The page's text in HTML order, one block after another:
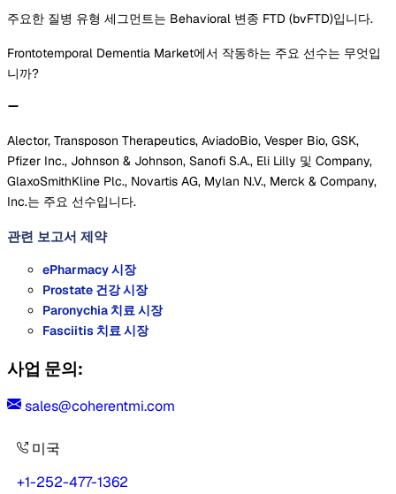
주요한 질병 유형 세그먼트는 Behavioral 변종 FTD (bvFTD)입니다.
Frontotemporal Dementia Market에서 작동하는 주요 선수는 무엇입
니까?
Alector, Transposon Therapeutics, AviadoBio, Vesper Bio, GSK,
Pfizer Inc., Johnson & Johnson, Sanofi S.A., Eli Lilly 및 Company,
GlaxoSmithKline Plc., Novartis AG, Mylan N.V., Merck & Company,
Inc.는 주요 선수입니다.
관련 보고서 제약
ePharmacy 시장
Prostate 건강 시장
Paronychia 치료 시장
Fasciitis 치료 시장
사업 문의:
sales@coherentmi.com
미국
+1-252-477-1362